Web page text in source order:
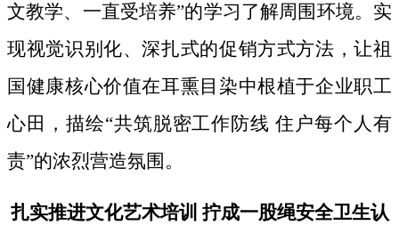
文教学、一直受培养”的学习了解周围环境。实
现视觉识别化、深扎式的促销方式方法，让祖
国健康核心价值在耳熏目染中根植于企业职工
心田，描绘“共筑脱密工作防线 住户每个人有
责”的浓烈营造氛围。
扎实推进文化艺术培训 拧成一股绳安全卫生认